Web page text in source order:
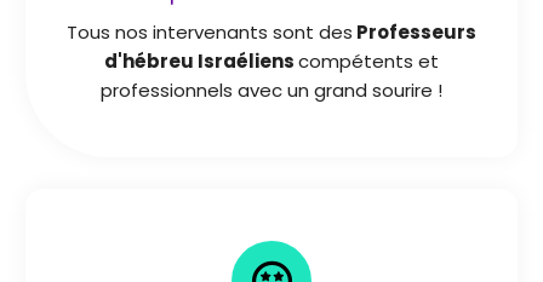
Tous nos intervenants sont des Professeurs
d'hébreu Israélienscompétents et
professionnels avec un grand sourire !